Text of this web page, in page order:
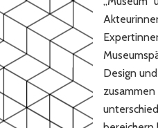
Design